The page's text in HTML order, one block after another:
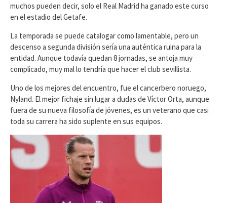
muchos pueden decir, solo el Real Madrid ha ganado este curso
en el estadio del Getafe.
La temporada se puede catalogar como lamentable, pero un
descenso a segunda división sería una auténtica ruina para la
entidad. Aunque todavía quedan 8 jornadas, se antoja muy
complicado, muy mal lo tendría que hacer el club sevillista.
Uno de los mejores del encuentro, fue el cancerbero noruego,
Nyland. El mejor fichaje sin lugar a dudas de Víctor Orta, aunque
fuera de su nueva filosofía de jóvenes, es un veterano que casi
toda su carrera ha sido suplente en sus equipos.